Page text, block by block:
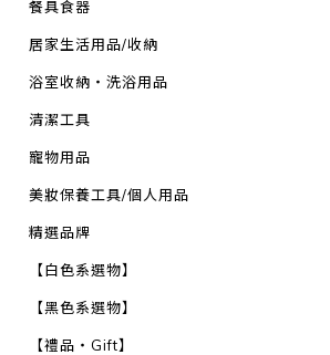
餐具食器
居家生活用品/收納
浴室收納・洗浴用品
清潔工具
寵物用品
美妝保養工具/個人用品
精選品牌
【白色系選物】
【黑色系選物】
【禮品・Gift】